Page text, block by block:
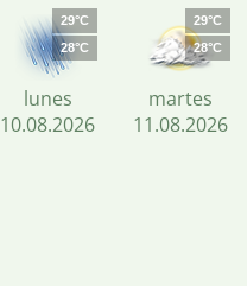
29°C
28°C
lunes
10.08.2026
29°C
28°C
martes
11.08.2026